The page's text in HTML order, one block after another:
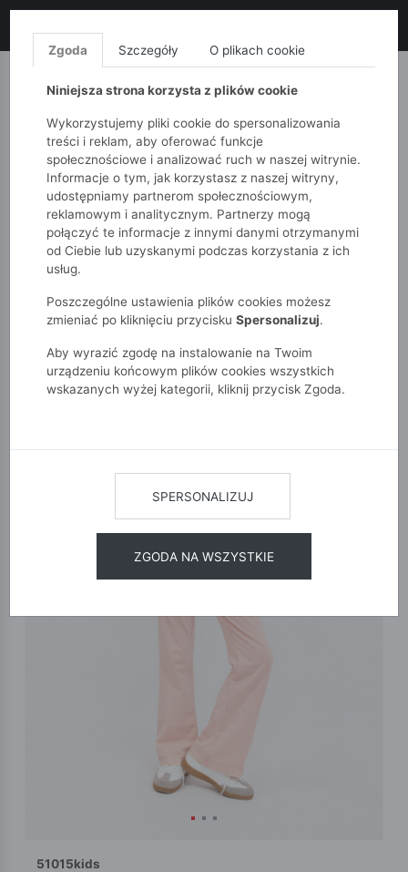
MONNARI QUIOSQUE
51015kids
Dziewczynki 7-12 lat
Legginsy dziewczęce flare z efektem sprania
51015kids
Zgoda Szczegóły O plikach cookie
Niniejsza strona korzysta z plików cookie
Wykorzystujemy pliki cookie do spersonalizowania
treści i reklam, aby oferować funkcje
społecznościowe i analizować ruch w naszej witrynie.
Informacje o tym, jak korzystasz z naszej witryny,
udostępniamy partnerom społecznościowym,
reklamowym i analitycznym. Partnerzy mogą
połączyć te informacje z innymi danymi otrzymanymi
od Ciebie lub uzyskanymi podczas korzystania z ich
usług.
Poszczególne ustawienia plików cookies możesz
zmieniać po kliknięciu przycisku Spersonalizuj.
Aby wyrazić zgodę na instalowanie na Twoim
urządzeniu końcowym plików cookies wszystkich
wskazanych wyżej kategorii, kliknij przycisk Zgoda.
SPERSONALIZUJ
ZGODA NA WSZYSTKIE